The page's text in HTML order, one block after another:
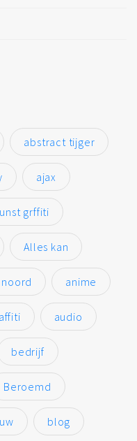
abstract tijger
ajax
grffiti
Alles kan
anime
audio
bedrijf
Beroemd
blog